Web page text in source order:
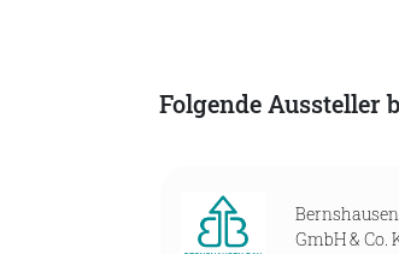
Folgende Aussteller
GmbH & Co.